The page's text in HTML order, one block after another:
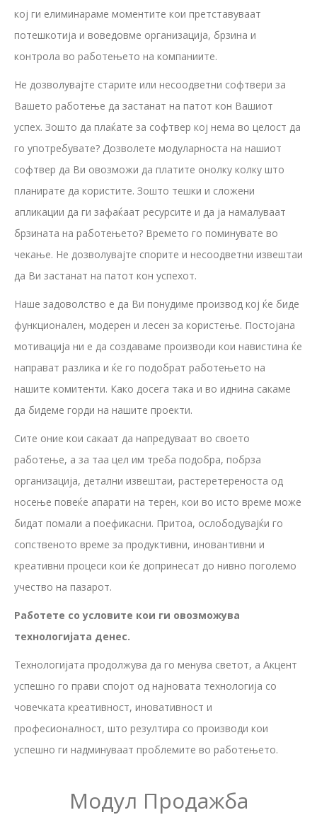
кој ги елиминараме моментите кои претставуваат
потешкотија и воведовме организација, брзина и
контрола во работењето на компаниите.
Не дозволувајте старите или несоодветни софтвери за
Вашето работење да застанат на патот кон Вашиот
успех. Зошто да плаќате за софтвер кој нема во целост да
го употребувате? Дозволете модуларноста на нашиот
софтвер да Ви овозможи да платите онолку колку што
планирате да користите. Зошто тешки и сложени
апликации да ги зафаќаат ресурсите и да ја намалуваат
брзината на работењето? Времето го поминувате во
чекање. Не дозволувајте спорите и несоодветни извештаи
да Ви застанат на патот кон успехот.
Наше задоволство е да Ви понудиме производ кој ќе биде
функционален, модерен и лесен за користење. Постојана
мотивација ни е да создаваме производи кои навистина ќе
направат разлика и ќе го подобрат работењето на
нашите комитенти. Како досега така и во иднина сакаме
да бидеме горди на нашите проекти.
Сите оние кои сакаат да напредуваат во своето
работење, а за таа цел им треба подобра, побрза
организација, детални извештаи, растеретереноста од
носење повеќе апарати на терен, кои во исто време може
бидат помали а поефикасни. Притоа, ослободувајќи го
сопственото време за продуктивни, иновантивни и
креативни процеси кои ќе допринесат до нивно поголемо
учество на пазарот.
Работете со условите кои ги овозможува
технологијата денес.
Технологијата продолжува да го менува светот, а Акцент
успешно го прави спојот од најновата технологија со
човечката креативност, иновативност и
професионалност, што резултира со производи кои
успешно ги надминуваат проблемите во работењето.
Модул Продажба